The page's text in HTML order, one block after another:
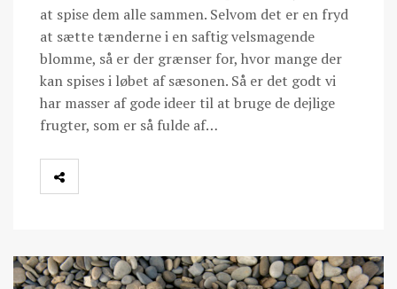
at spise dem alle sammen. Selvom det er en fryd
at sætte tænderne i en saftig velsmagende
blomme, så er der grænser for, hvor mange der
kan spises i løbet af sæsonen. Så er det godt vi
har masser af gode ideer til at bruge de dejlige
frugter, som er så fulde af…